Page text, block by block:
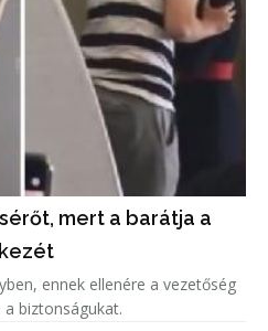
mert a barátja a
ennek ellenére a vezetőség
biztonságukat.